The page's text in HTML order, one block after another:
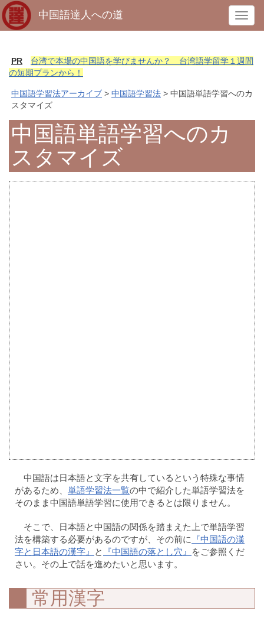
T
o
g
n
t
中国語達人への道
PR
台湾で本場の中国語を学びませんか？ 台湾語学留学１週間
の短期プランから！
中国語学習法アーカイブ > 中国語学習法 > 中国語単語学習へのカ
スタマイズ
中国語単語学習へのカ
スタマイズ
中国語は日本語と文字を共有しているという特殊な事情
があるため、 単語学習法一覧の中で紹介した単語学習法を
そのまま中国語単語学習に使用できるとは限りません。
そこで、日本語と中国語の関係を踏まえた上で単語学習
法を構築する必要があるのですが、その前に
『中国語の漢
字と日本語の漢字』
と 『中国語の落とし穴』
をご参照くだ
さい。その上で話を進めたいと思います。
常用漢字